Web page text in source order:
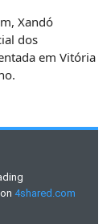
Xandó
dos
em Vitória